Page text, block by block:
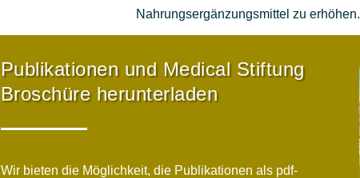
Nahrungsergänzungsmittel zu erhöhen.
Publikationen und Medical Stiftung
Broschüre herunterladen
Wir bieten die Möglichkeit, die Publikationen als pdf-